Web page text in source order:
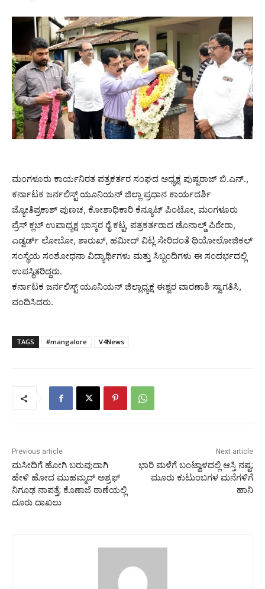
ಮಂಗಳೂರು ಕಾರ್ಯನಿರತ ಪತ್ರಕರ್ತರ ಸಂಘದ ಅಧ್ಯಕ್ಷ ಪುಷ್ಪರಾಜ್ ಬಿ.ಎನ್.,
ಕರ್ನಾಟಕ ಜರ್ನಲಿಸ್ಟ್ ಯೂನಿಯನ್ ಜಿಲ್ಲಾ ಪ್ರಧಾನ ಕಾರ್ಯದರ್ಶಿ
ಜ್ಯೋತಿಪ್ರಕಾಶ್ ಪುಣಚ, ಕೋಶಾಧಿಕಾರಿ ಕೆನ್ಯೂಟ್ ಪಿಂಟೋ, ಮಂಗಳೂರು
ಪ್ರೆಸ್ ಕ್ಲಬ್ ಉಪಾಧ್ಯಕ್ಷ ಭಾಸ್ಕರ ರೈ ಕಟ್ಟ, ಪತ್ರಕರ್ತರಾದ ಡೊನಾಲ್ಡ್‌ ಪಿರೇರಾ,
ಎಡ್ವರ್ಡ್ ಲೋಬೋ, ಶಾರುಖ್, ಹಮೀದ್ ವಿಟ್ಲ ಸೇರಿದಂತೆ ಥಿಯೋಲೋಜಿಕಲ್
ಸಂಸ್ಥೆಯ ಸಂಶೋಧನಾ ವಿದ್ಯಾರ್ಥಿಗಳು ಮತ್ತು ಸಿಬ್ಬಂದಿಗಳು ಈ ಸಂದರ್ಭದಲ್ಲಿ
ಉಪಸ್ಥಿತರಿದ್ದರು.
ಕರ್ನಾಟಕ ಜರ್ನಲಿಸ್ಟ್ ಯೂನಿಯನ್ ಜಿಲ್ಲಾಧ್ಯಕ್ಷ‌ ಈಶ್ವರ ವಾರಣಾಶಿ ಸ್ವಾಗತಿಸಿ,
ವಂದಿಸಿದರು.
TAGS #mangalore V4News
Previous article
ಮಸೀದಿಗೆ ಹೋಗಿ ಬರುವುದಾಗಿ
ಹೇಳಿ ಹೋದ ಮುಹಮ್ಮದ್ ಅಶ್ರಫ್
ನಿಗೂಢ ನಾಪತ್ತೆ; ಕೊಣಾಜೆ ಠಾಣೆಯಲ್ಲಿ
ದೂರು ದಾಖಲು
Next article
ಭಾರಿ ಮಳೆಗೆ ಬಂಟ್ವಾಳದಲ್ಲಿ ಆಸ್ತಿ ನಷ್ಟ;
ಮೂರು ಕುಟುಂಬಗಳ ಮನೆಗಳಿಗೆ
ಹಾನಿ